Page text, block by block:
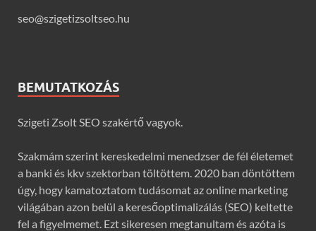
seo@szigetizsoltseo.hu
BEMUTATKOZÁS
Szigeti Zsolt SEO szakértő vagyok.
Szakmám szerint kereskedelmi menedzser de fél életemet
a banki és kkv szektorban töltöttem. 2020 ban döntöttem
úgy, hogy kamatoztatom tudásomat az online marketing
világában azon belül a keresőoptimalizálás (SEO) keltette
fel a figyelmemet. Ezt sikeresen megtanultam és azóta is